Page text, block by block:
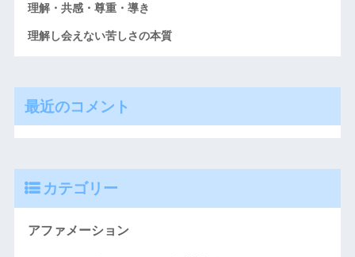
理解・共感・尊重・導き
理解し会えない苦しさの本質
最近のコメント
カテゴリー
アファメーション